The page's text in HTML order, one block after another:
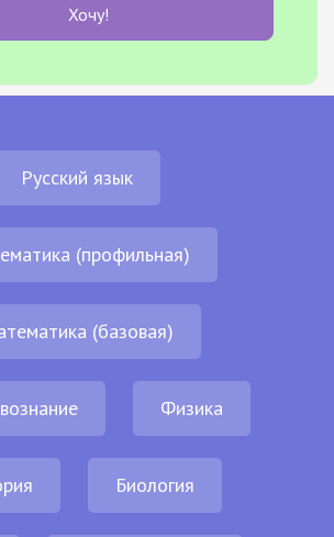
Хочу!
Русский язык
(профильная)
(базовая)
Физика
Биология